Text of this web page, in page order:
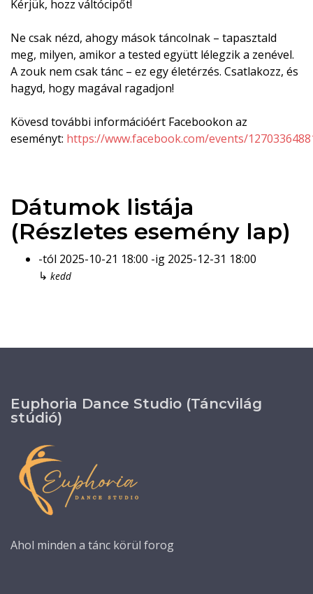
Kérjük, hozz váltócipőt!
Ne csak nézd, ahogy mások táncolnak – tapasztald
meg, milyen, amikor a tested együtt lélegzik a zenével.
A zouk nem csak tánc – ez egy életérzés. Csatlakozz, és
hagyd, hogy magával ragadjon!
Kövesd további információért Facebookon az
eseményt: https://www.facebook.com/events/
Dátumok listája
(Részletes esemény lap)
-tól 2025-10-21 18:00 -ig 2025-12-31 18:00
↳ kedd
Euphoria Dance Studio (Táncvilág
stúdió)
Ahol minden a tánc körül forog